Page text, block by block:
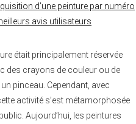
d’une peinture par numéro
avis utilisateurs
était principalement réservée
des crayons de couleur ou de
pinceau. Cependant, avec
cette activité s’est métamorphosée
Aujourd’hui, les peintures